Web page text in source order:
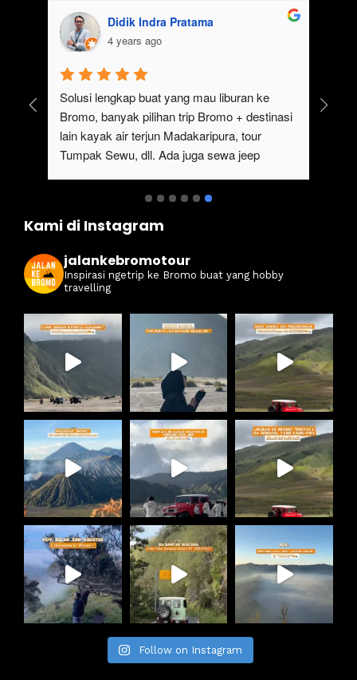
Didik Indra Pratama
4 years ago
Solusi lengkap buat yang mau liburan ke
Bromo, banyak pilihan trip Bromo + destinasi
lain kayak air terjun Madakaripura, tour
Tumpak Sewu, dll. Ada juga sewa jeep
Kami di Instagram
jalankebromotour
Inspirasi ngetrip ke Bromo buat yang hobby
travelling
Follow on Instagram